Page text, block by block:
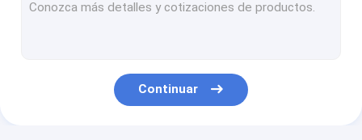
Productos
Viaje de la fábrica Continuar